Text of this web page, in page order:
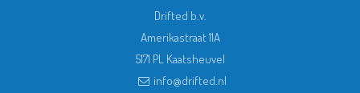
Drifted b.v.
Amerikastraat 11A
5171 PL Kaatsheuvel
info@drifted.nl